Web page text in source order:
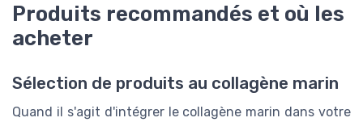
Produits recommandés et où les
acheter
Sélection de produits au collagène marin
Quand il s'agit d'intégrer le collagène marin dans votre